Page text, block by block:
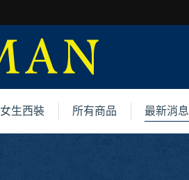
女生西裝 所有商品 最新消息